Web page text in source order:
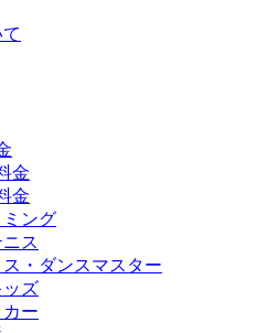
金
金
ング
ス
・ダンスマスター
ッズ
ー